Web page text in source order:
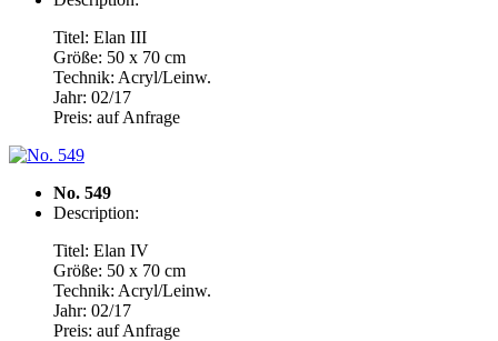
Titel: Elan III
Größe: 50 x 70 cm
Technik: Acryl/Leinw.
Jahr: 02/17
Preis: auf Anfrage
No. 549
Description:
Titel: Elan IV
Größe: 50 x 70 cm
Technik: Acryl/Leinw.
Jahr: 02/17
Preis: auf Anfrage